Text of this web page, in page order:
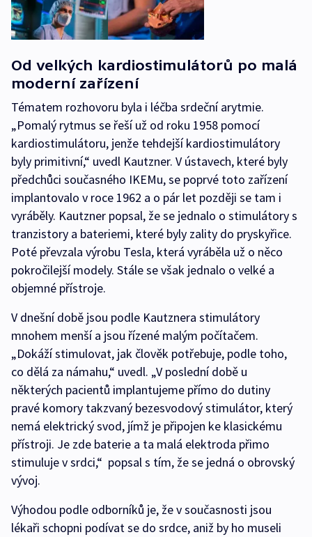
Od velkých kardiostimulátorů po malá
moderní zařízení
Tématem rozhovoru byla i léčba srdeční arytmie.
„Pomalý rytmus se řeší už od roku 1958 pomocí
kardiostimulátoru, jenže tehdejší kardiostimulátory
byly primitivní,“ uvedl Kautzner. V ústavech, které byly
předchůci současného IKEMu, se poprvé toto zařízení
implantovalo v roce 1962 a o pár let později se tam i
vyráběly. Kautzner popsal, že se jednalo o stimulátory s
tranzistory a bateriemi, které byly zality do pryskyřice.
Poté převzala výrobu Tesla, která vyráběla už o něco
pokročilejší modely. Stále se však jednalo o velké a
objemné přístroje.
V dnešní době jsou podle Kautznera stimulátory
mnohem menší a jsou řízené malým počítačem.
„Dokáží stimulovat, jak člověk potřebuje, podle toho,
co dělá za námahu,“ uvedl. „V poslední době u
některých pacientů implantujeme přímo do dutiny
pravé komory takzvaný bezesvodový stimulátor, který
nemá elektrický svod, jímž je připojen ke klasickému
přístroji. Je zde baterie a ta malá elektroda přimo
stimuluje v srdci,“ popsal s tím, že se jedná o obrovský
vývoj.
Výhodou podle odborníků je, že v současnosti jsou
lékaři schopni podívat se do srdce, aniž by ho museli